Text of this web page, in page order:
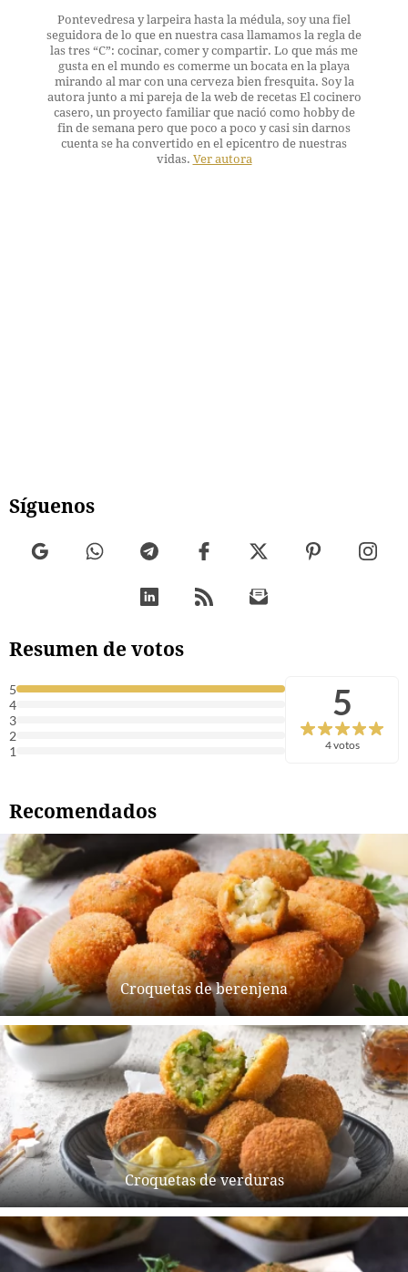
Pontevedresa y larpeira hasta la médula, soy una fiel
seguidora de lo que en nuestra casa llamamos la regla de
las tres “C”: cocinar, comer y compartir. Lo que más me
gusta en el mundo es comerme un bocata en la playa
mirando al mar con una cerveza bien fresquita. Soy la
autora junto a mi pareja de la web de recetas El cocinero
casero, un proyecto familiar que nació como hobby de
fin de semana pero que poco a poco y casi sin darnos
cuenta se ha convertido en el epicentro de nuestras
vidas. Ver autora
Síguenos
Resumen de votos
5
4
3
2
1
5
4 votos
Recomendados
Croquetas de berenjena
Croquetas de verduras